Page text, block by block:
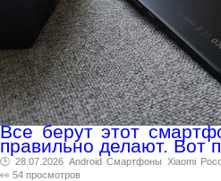
Все берут этот
правильно делают. Вот
🕑 28.07.2026 Android Смартфоны Xiaomi
👀 54 просмотров